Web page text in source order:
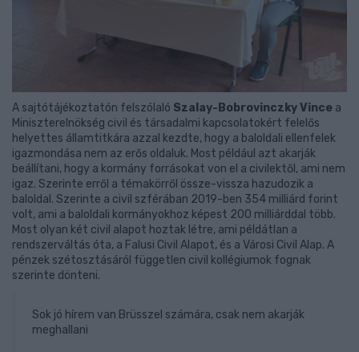
A sajtótájékoztatón felszólaló Szalay-Bobrovinczky Vince a
Miniszterelnökség civil és társadalmi kapcsolatokért felelős
helyettes államtitkára azzal kezdte, hogy a baloldali ellenfelek
igazmondása nem az erős oldaluk. Most például azt akarják
beállítani, hogy a kormány forrásokat von el a civilektől, ami nem
igaz. Szerinte erről a témakörről össze-vissza hazudozik a
baloldal. Szerinte a civil szférában 2019-ben 354 milliárd forint
volt, ami a baloldali kormányokhoz képest 200 milliárddal több.
Most olyan két civil alapot hoztak létre, ami példátlan a
rendszerváltás óta, a Falusi Civil Alapot, és a Városi Civil Alap. A
pénzek szétosztásáról független civil kollégiumok fognak
szerinte dönteni.
Sok jó hírem van Brüsszel számára, csak nem akarják
meghallani